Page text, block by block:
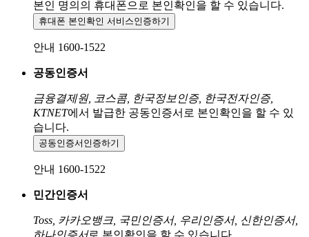
본인 명의의 휴대폰으로 본인확인을 할 수 있습니다.
휴대폰 본인확인 서비스인증하기
안내 1600-1522
공동인증서
금융결제원, 코스콤, 한국정보인증, 한국전자인증,
KTNET에서 발급한 공동인증서로 본인확인을 할 수 있
습니다.
공동인증서 인증하기
안내 1600-1522
민간인증서
Toss, 카카오뱅크, 국민인증서, 우리인증서, 신한인증서,